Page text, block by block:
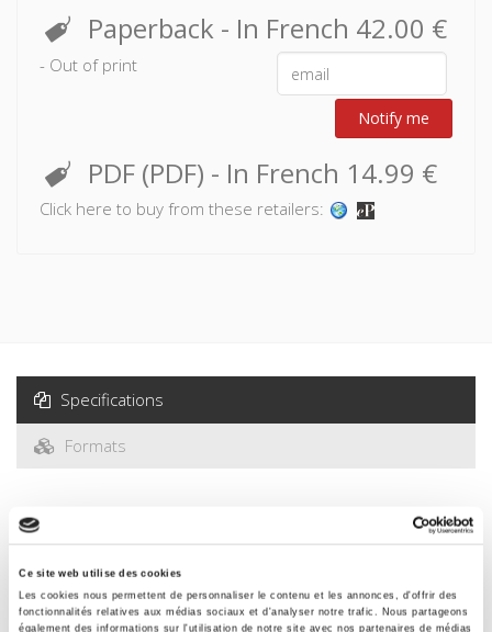
Ce site web utilise des cookies
Les cookies nous permettent de personnaliser le contenu et les annonces, d'offrir des
fonctionnalités relatives aux médias sociaux et d'analyser notre trafic. Nous partageons
également des informations sur l'utilisation de notre site avec nos partenaires de médias
Paperback - In French 42.00 €
- Out of print
Notify me
PDF (PDF) - In French 14.99 €
Click here to buy from these retailers:
Specifications
Formats
Specifications
Publisher
Presses de Sciences Po